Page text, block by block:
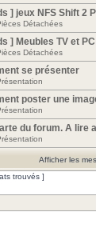
] jeux NFS Shift 2
Détachées
] Meubles TV et PC
Détachées
se présenter
poster une
du forum. A lire
Afficher les
trouvés ]